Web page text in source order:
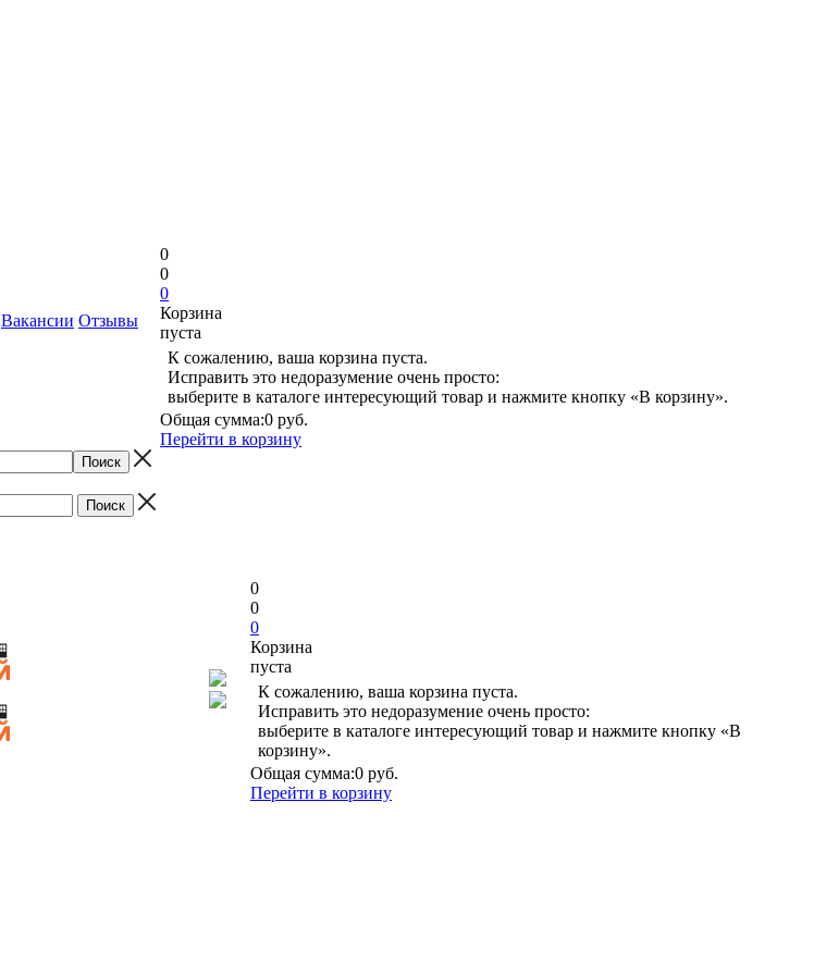
Вакансии Отзывы
0
0
0
Корзина
пуста
К сожалению, ваша корзина пуста.
Исправить это недоразумение очень просто:
выберите в каталоге интересующий товар и нажмите кнопку «В корзину».
Общая сумма:0 руб.
Перейти в корзину
0
0
0
Корзина
пуста
К сожалению, ваша корзина пуста.
Исправить это недоразумение очень просто:
выберите в каталоге интересующий товар и нажмите кнопку «В
корзину».
Общая сумма:0 руб.
Перейти в корзину